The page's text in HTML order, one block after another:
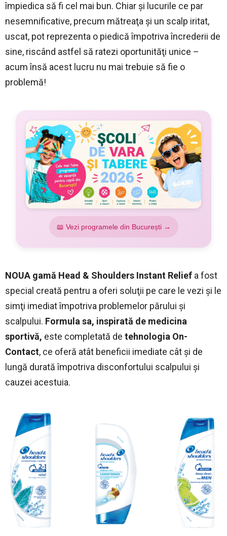
împiedica să fi cel mai bun. Chiar şi lucurile ce par
nesemnificative, precum mătreaţa şi un scalp iritat,
uscat, pot reprezenta o piedică împotriva încrederii de
sine, riscând astfel să ratezi oportunităţi unice –
acum însă acest lucru nu mai trebuie să fie o
problemă!
📖 Vezi programele din București →
NOUA gamă Head & Shoulders Instant Relief a fost
special creată pentru a oferi soluţii pe care le vezi şi le
simţi imediat împotriva problemelor părului şi
scalpului. Formula sa, inspirată de medicina
sportivă, este completată de tehnologia On-
Contact, ce oferă atât beneficii imediate cât şi de
lungă durată împotriva disconfortului scalpului şi
cauzei acestuia.